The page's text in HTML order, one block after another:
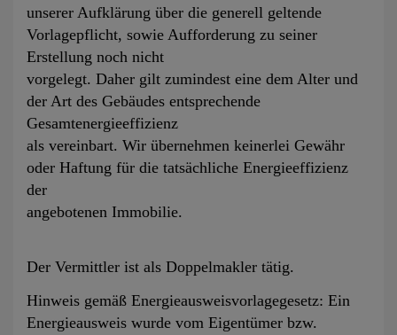
unserer Aufklärung über die generell geltende
Vorlagepflicht, sowie Aufforderung zu seiner
Erstellung noch nicht
vorgelegt. Daher gilt zumindest eine dem Alter und
der Art des Gebäudes entsprechende
Gesamtenergieeffizienz
als vereinbart. Wir übernehmen keinerlei Gewähr
oder Haftung für die tatsächliche Energieeffizienz
der
angebotenen Immobilie.
Der Vermittler ist als Doppelmakler tätig.
Hinweis gemäß Energieausweisvorlagegesetz: Ein
Energieausweis wurde vom Eigentümer bzw.